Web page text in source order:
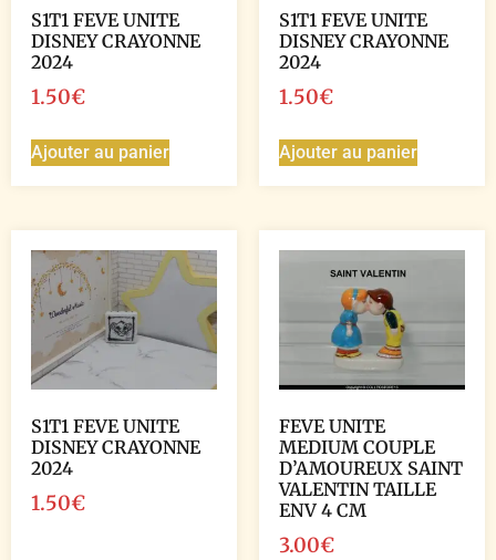
S1T1 FEVE UNITE
DISNEY CRAYONNE
2024
1.50€
Ajouter au panier
S1T1 FEVE UNITE
DISNEY CRAYONNE
2024
1.50€
Ajouter au panier
S1T1 FEVE UNITE
DISNEY CRAYONNE
2024
1.50€
FEVE UNITE
MEDIUM COUPLE
D’AMOUREUX SAINT
VALENTIN TAILLE
ENV 4 CM
3.00€